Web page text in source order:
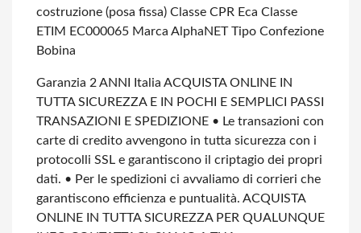
costruzione (posa fissa) Classe CPR Eca Classe
ETIM EC000065 Marca AlphaNETTipo Confezione
Bobina
Garanzia 2 ANNI Italia ACQUISTA ONLINE IN
TUTTA SICUREZZA E IN POCHI E SEMPLICI PASSI
TRANSAZIONI E SPEDIZIONE • Le transazioni con
carte di credito avvengono in tutta sicurezza con i
protocolli SSL e garantiscono il criptagio dei propri
dati. • Per le spedizioni ci avvaliamo di corrieri che
garantiscono efficienza e puntualità. ACQUISTA
ONLINE IN TUTTA SICUREZZAPER QUALUNQUE